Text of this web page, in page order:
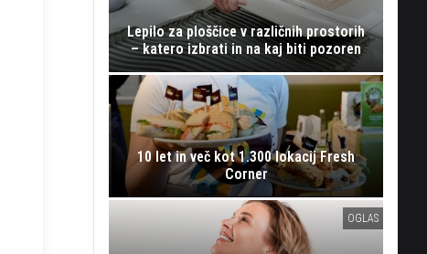
Lepilo za ploščice v različnih prostorih
– katero izbrati in na kaj biti pozoren
10 let in več kot 1.300 lokacij Fresh
Corner
OGLAS